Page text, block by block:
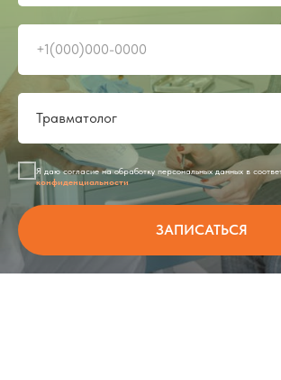
Я даю согласие на обработку персональных данных в
конфиденциальности
ЗАПИСАТЬСЯ